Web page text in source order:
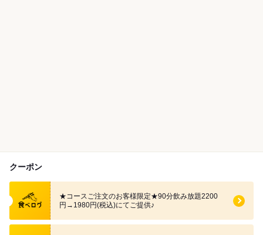
クーポン
食べログ クーポン
★コースご注文のお客様限定★90分飲み放題2200
円→1980円(税込)にてご提供♪
食べログ クーポン